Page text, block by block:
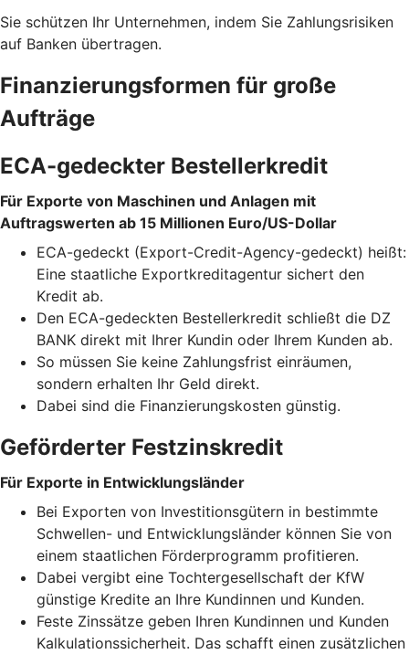
Sie schützen Ihr Unternehmen, indem Sie Zahlungsrisiken
auf Banken übertragen.
Finanzierungsformen für große
Aufträge
ECA-gedeckter Bestellerkredit
Für Exporte von Maschinen und Anlagen mit
Auftragswerten ab 15 Millionen Euro/US-Dollar
ECA-gedeckt (Export-Credit-Agency-gedeckt) heißt:
Eine staatliche Exportkreditagentur sichert den
Kredit ab.
Den ECA-gedeckten Bestellerkredit schließt die DZ
BANK direkt mit Ihrer Kundin oder Ihrem Kunden ab.
So müssen Sie keine Zahlungsfrist einräumen,
sondern erhalten Ihr Geld direkt.
Dabei sind die Finanzierungskosten günstig.
Geförderter Festzinskredit
Für Exporte in Entwicklungsländer
Bei Exporten von Investitionsgütern in bestimmte
Schwellen- und Entwicklungsländer können Sie von
einem staatlichen Förderprogramm profitieren.
Dabei vergibt eine Tochtergesellschaft der KfW
günstige Kredite an Ihre Kundinnen und Kunden.
Feste Zinssätze geben Ihren Kundinnen und Kunden
Kalkulationssicherheit. Das schafft einen zusätzlichen